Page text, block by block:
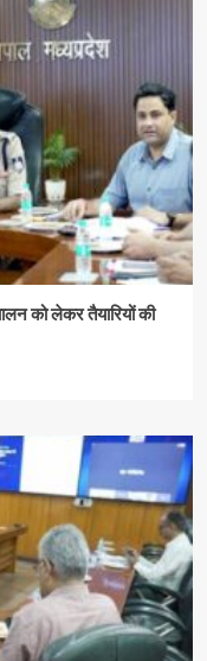
को लेकर तैयारियों की